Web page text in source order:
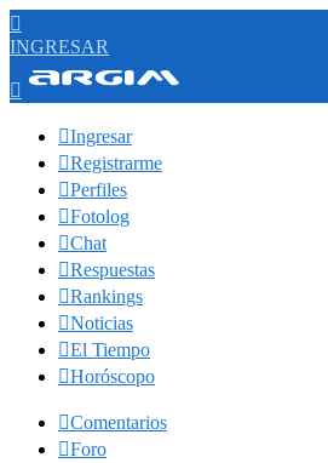

INGRESAR

Ingresar
Registrarme
Perfiles
Fotolog
Chat
Respuestas
Rankings
Noticias
El Tiempo
Horóscopo
Comentarios
Foro